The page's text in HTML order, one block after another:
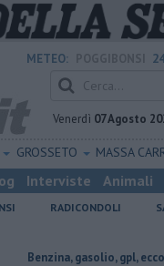
METEO:
Venerdì 07 Agosto
GROSSETO MASSA
Interviste Animali
RADICONDOLI
gasolio, gpl, ecco dove